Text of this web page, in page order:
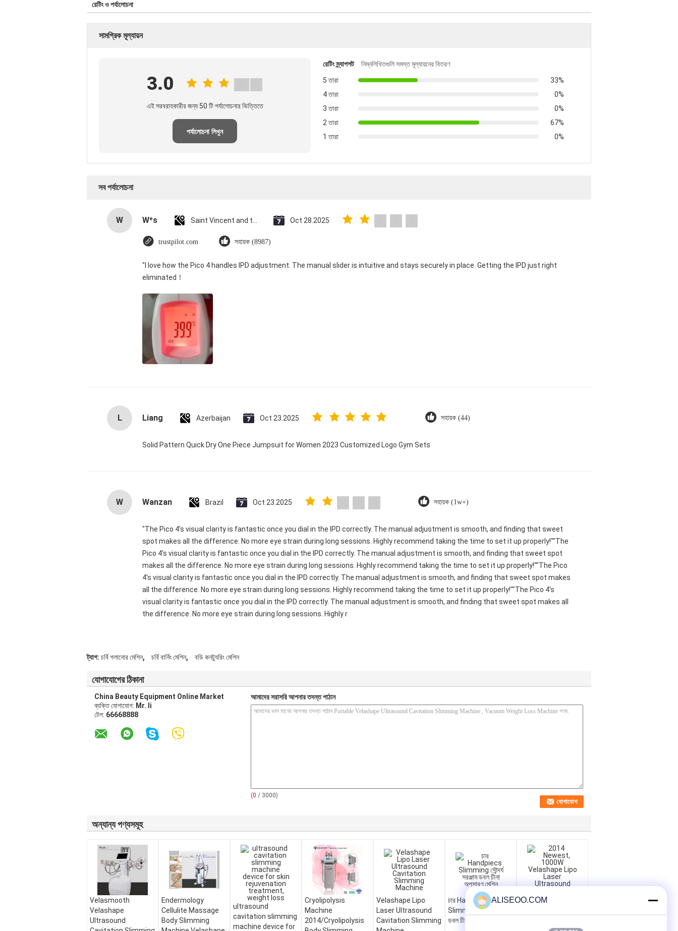
রেটিং ও পর্যালোচনা
সামগ্রিক মূল্যায়ন
3.0
এই সরবরাহকারীর জন্য 50 টি পর্যালোচনার ভিত্তিতে
পর্যালোচনা লিখুন
রেটিং স্ন্যাপশট
নিম্নলিখিতগুলি সমস্ত মূল্যায়নের বিতরণ
5 তারা
33%
4 তারা
0%
3 তারা
0%
2 তারা
67%
1 তারা
0%
সব পর্যালোচনা
W W*s Oct 28.2025
trustpilot.com সহায়ক (8987)
"I love how the Pico 4 handles IPD adjustment. The manual slider is intuitive and stays securely in place. Getting the IPD just right
eliminated！
L Liang Azerbaijan Oct 23.2025 সহায়ক (44)
Solid Pattern Quick Dry One Piece Jumpsuit for Women 2023 Customized Logo Gym Sets
W Wanzan Brazil Oct 23.2025 সহায়ক (1w+)
"The Pico 4's visual clarity is fantastic once you dial in the IPD correctly. The manual adjustment is smooth, and finding that sweet
spot makes all the difference. No more eye strain during long sessions. Highly recommend taking the time to set it up properly!""The
Pico 4's visual clarity is fantastic once you dial in the IPD correctly. The manual adjustment is smooth, and finding that sweet spot
makes all the difference. No more eye strain during long sessions. Highly recommend taking the time to set it up properly!""The Pico
4's visual clarity is fantastic once you dial in the IPD correctly. The manual adjustment is smooth, and finding that sweet spot makes
all the difference. No more eye strain during long sessions. Highly recommend taking the time to set it up properly!""The Pico 4's
visual clarity is fantastic once you dial in the IPD correctly. The manual adjustment is smooth, and finding that sweet spot makes all
the difference. No more eye strain during long sessions. Highly r
ট্যাগ: চর্বি গলানোর মেশিন, চর্বি বার্নিং মেশিন, বডি কনট্যুরিং মেশিন
যোগাযোগের ঠিকানা
China Beauty Equipment Online Market
ব্যক্তি যোগাযোগ: Mr. li
টেল: 66668888
আমাদের সরাসরি আপনার তদন্ত পাঠান
(0 / 3000)
অন্যান্য পণ্যসমূহ
Velasmooth
Velashape
Ultrasound
Endermology
Cellulite Massage
Body Slimming
ultrasound
cavitation slimming
machine device for
Cryolipolysis
Machine
2014/Cryolipolysis
Velashape Lipo
Laser Ultrasound
Cavitation Slimming
চার Handpiecs
Slimming সৌন্দর্য সরঞ্জাম
ডবল চীনা অপসারণ মেশিন
ALISEOO.COM